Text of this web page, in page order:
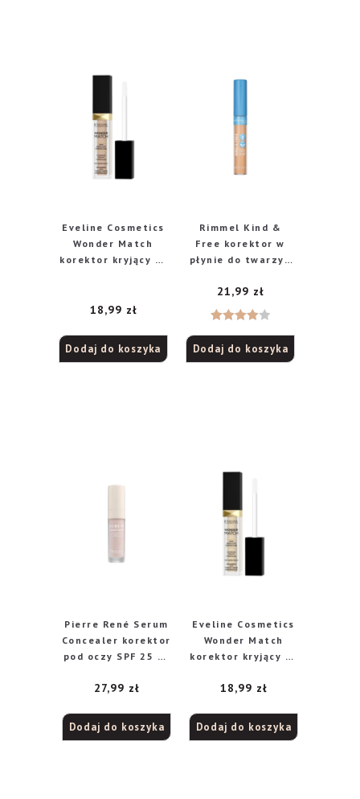
Eveline Cosmetics
Wonder Match
korektor kryjący nr
18,99 zł
Dodaj do koszyka
Rimmel Kind &
Free korektor w
płynie do twarzy i
30 ml
4.00na
21,99 zł
Dodaj do koszyka
Pierre René Serum
Concealer korektor
pod oczy SPF 25 nr
27,99 zł
Dodaj do koszyka
Eveline Cosmetics
Wonder Match
korektor kryjący nr
18,99 zł
Dodaj do koszyka